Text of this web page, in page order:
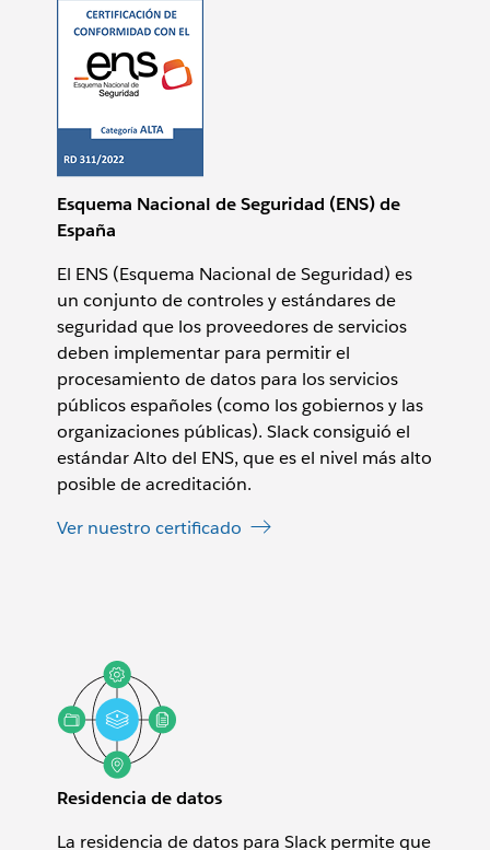
Esquema Nacional de Seguridad (ENS) de
España
El ENS (Esquema Nacional de Seguridad) es
un conjunto de controles y estándares de
seguridad que los proveedores de servicios
deben implementar para permitir el
procesamiento de datos para los servicios
públicos españoles (como los gobiernos y las
organizaciones públicas). Slack consiguió el
estándar Alto del ENS, que es el nivel más alto
posible de acreditación.
Ver nuestro certificado
Residencia de datos
La residencia de datos para Slack permite que